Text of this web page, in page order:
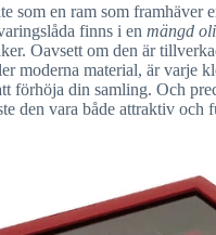
som en ram som framhäver
finns i en mängd
Oavsett om den är
moderna material, är varje
förhöja din samling. Och
den vara både attraktiv och